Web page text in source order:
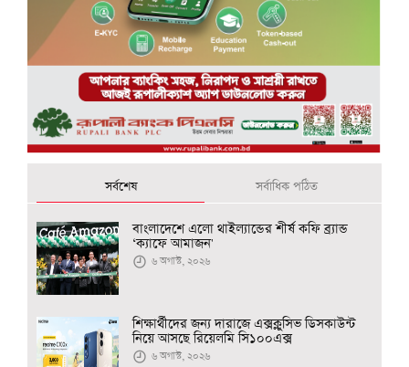
সর্বশেষ সর্বাধিক পঠিত
বাংলাদেশে এলো থাইল্যান্ডের শীর্ষ কফি ব্র্যান্ড
‘ক্যাফে আমাজন'
৬ অগাস্ট, ২০২৬
শিক্ষার্থীদের জন্য দারাজে এক্সক্লুসিভ ডিসকাউন্ট
নিয়ে আসছে রিয়েলমি সি১০০এক্স
৬ অগাস্ট, ২০২৬